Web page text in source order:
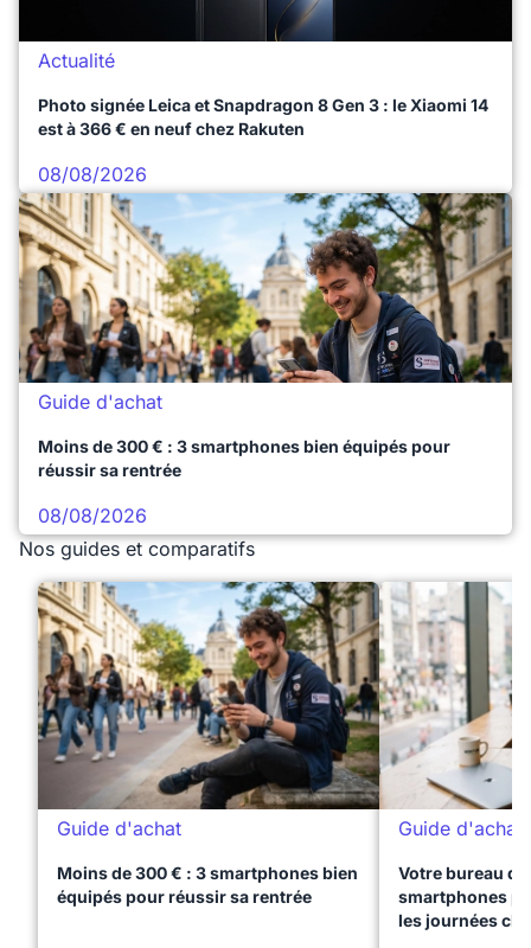
Actualité
Photo signée Leica et Snapdragon 8 Gen 3 : le Xiaomi 14
est à 366 € en neuf chez Rakuten
08/08/2026
Guide d'achat
Moins de 300 € : 3 smartphones bien équipés pour
réussir sa rentrée
08/08/2026
Nos guides et comparatifs
Guide d'achat
Moins de 300 € : 3 smartphones bien
équipés pour réussir sa rentrée
Guide d'achat
Votre bureau
smartphones
les journées